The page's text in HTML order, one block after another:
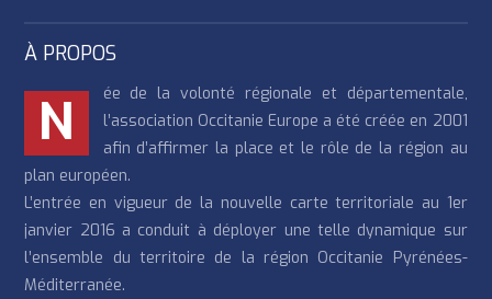
À PROPOS
N
ée de la volonté régionale et départementale,
l’association Occitanie Europe a été créée en 2001
afin d’affirmer la place et le rôle de la région au
plan européen.
L’entrée en vigueur de la nouvelle carte territoriale au 1er
janvier 2016 a conduit à déployer une telle dynamique sur
l’ensemble du territoire de la région Occitanie Pyrénées-
Méditerranée.